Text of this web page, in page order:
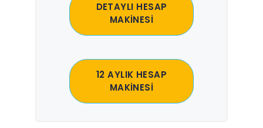
DETAYLI HESAP
MAKİNESİ
12 AYLIK HESAP
MAKİNESİ